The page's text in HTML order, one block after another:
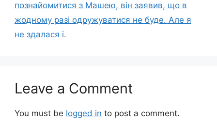
познайомитися з Машею, він заявив, що в
жодному разі одружуватися не буде. Але я
не здалася і.
Leave a Comment
You must be logged in to post a comment.